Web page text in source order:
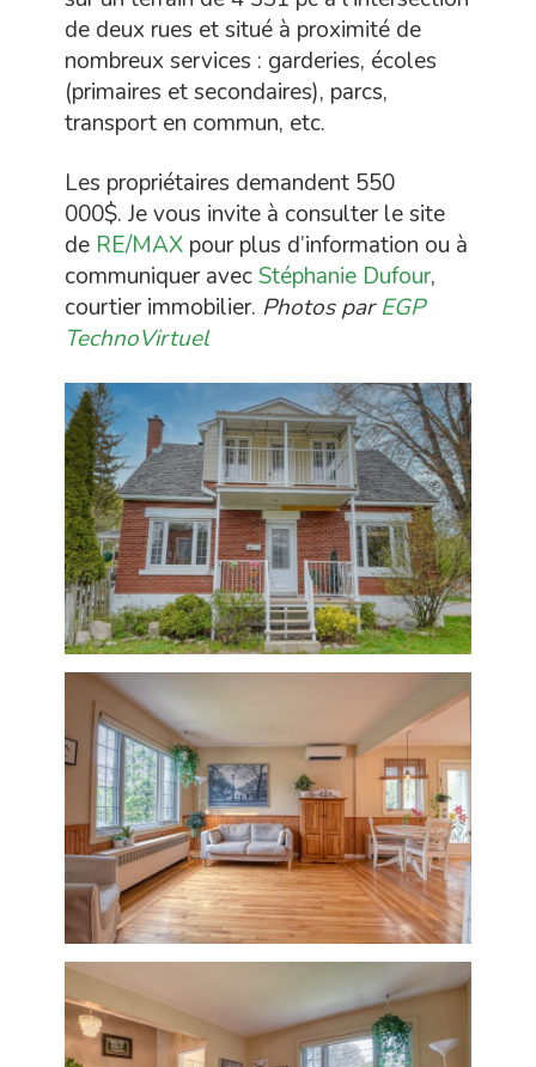
de deux rues et situé à proximité de
nombreux services : garderies, écoles
(primaires et secondaires), parcs,
transport en commun, etc.
Les propriétaires demandent 550
000$. Je vous invite à consulter le site
de RE/MAX pour plus d’information ou à
communiquer avecStéphanie Dufour,
courtier immobilier. Photos par EGP
TechnoVirtuel